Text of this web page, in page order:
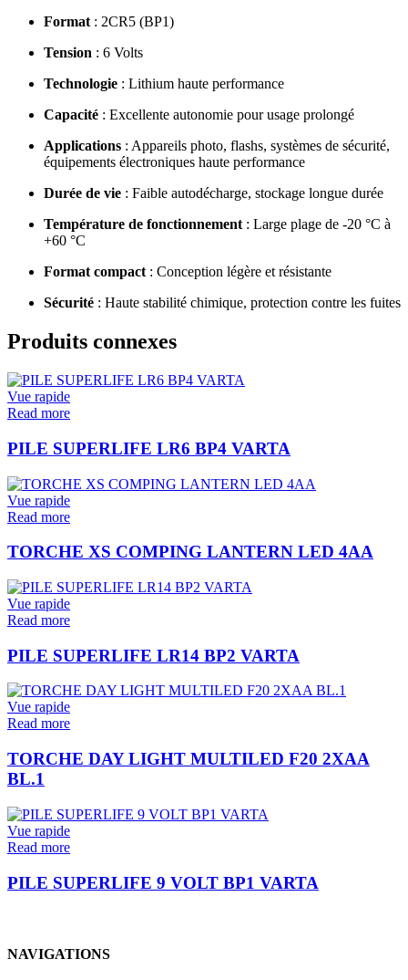
Format : 2CR5 (BP1)
Tension : 6 Volts
Technologie : Lithium haute performance
Capacité : Excellente autonomie pour usage prolongé
Applications : Appareils photo, flashs, systèmes de sécurité,
équipements électroniques haute performance
Durée de vie : Faible autodécharge, stockage longue durée
Température de fonctionnement : Large plage de -20 °C à
+60 °C
Format compact : Conception légère et résistante
Sécurité : Haute stabilité chimique, protection contre les fuites
Produits connexes
Vue rapide
Read more
PILE SUPERLIFE LR6 BP4 VARTA
Vue rapide
Read more
TORCHE XS COMPING LANTERN LED 4AA
Vue rapide
Read more
PILE SUPERLIFE LR14 BP2 VARTA
Vue rapide
Read more
TORCHE DAY LIGHT MULTILED F20 2XAA
BL.1
Vue rapide
Read more
PILE SUPERLIFE 9 VOLT BP1 VARTA
NAVIGATIONS